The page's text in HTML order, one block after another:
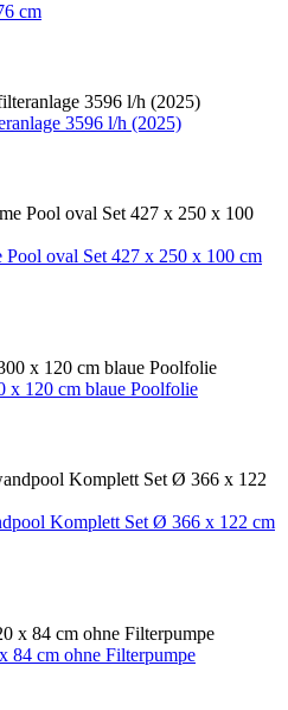
cm
3596 l/h (2025)
oval Set 427 x 250 x 100 cm
x 120 cm blaue Poolfolie
Komplett Set Ø 366 x 122 cm
84 cm ohne Filterpumpe